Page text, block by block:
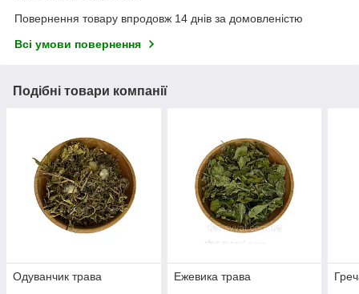
Повернення товару впродовж 14 днів за домовленістю
Всі умови повернення
Подібні товари компанії
Одуванчик трава Ежевика трава